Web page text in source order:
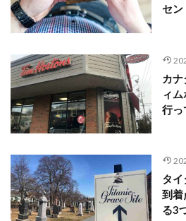
セン
カ
ィ
行っ
タ
到
る3